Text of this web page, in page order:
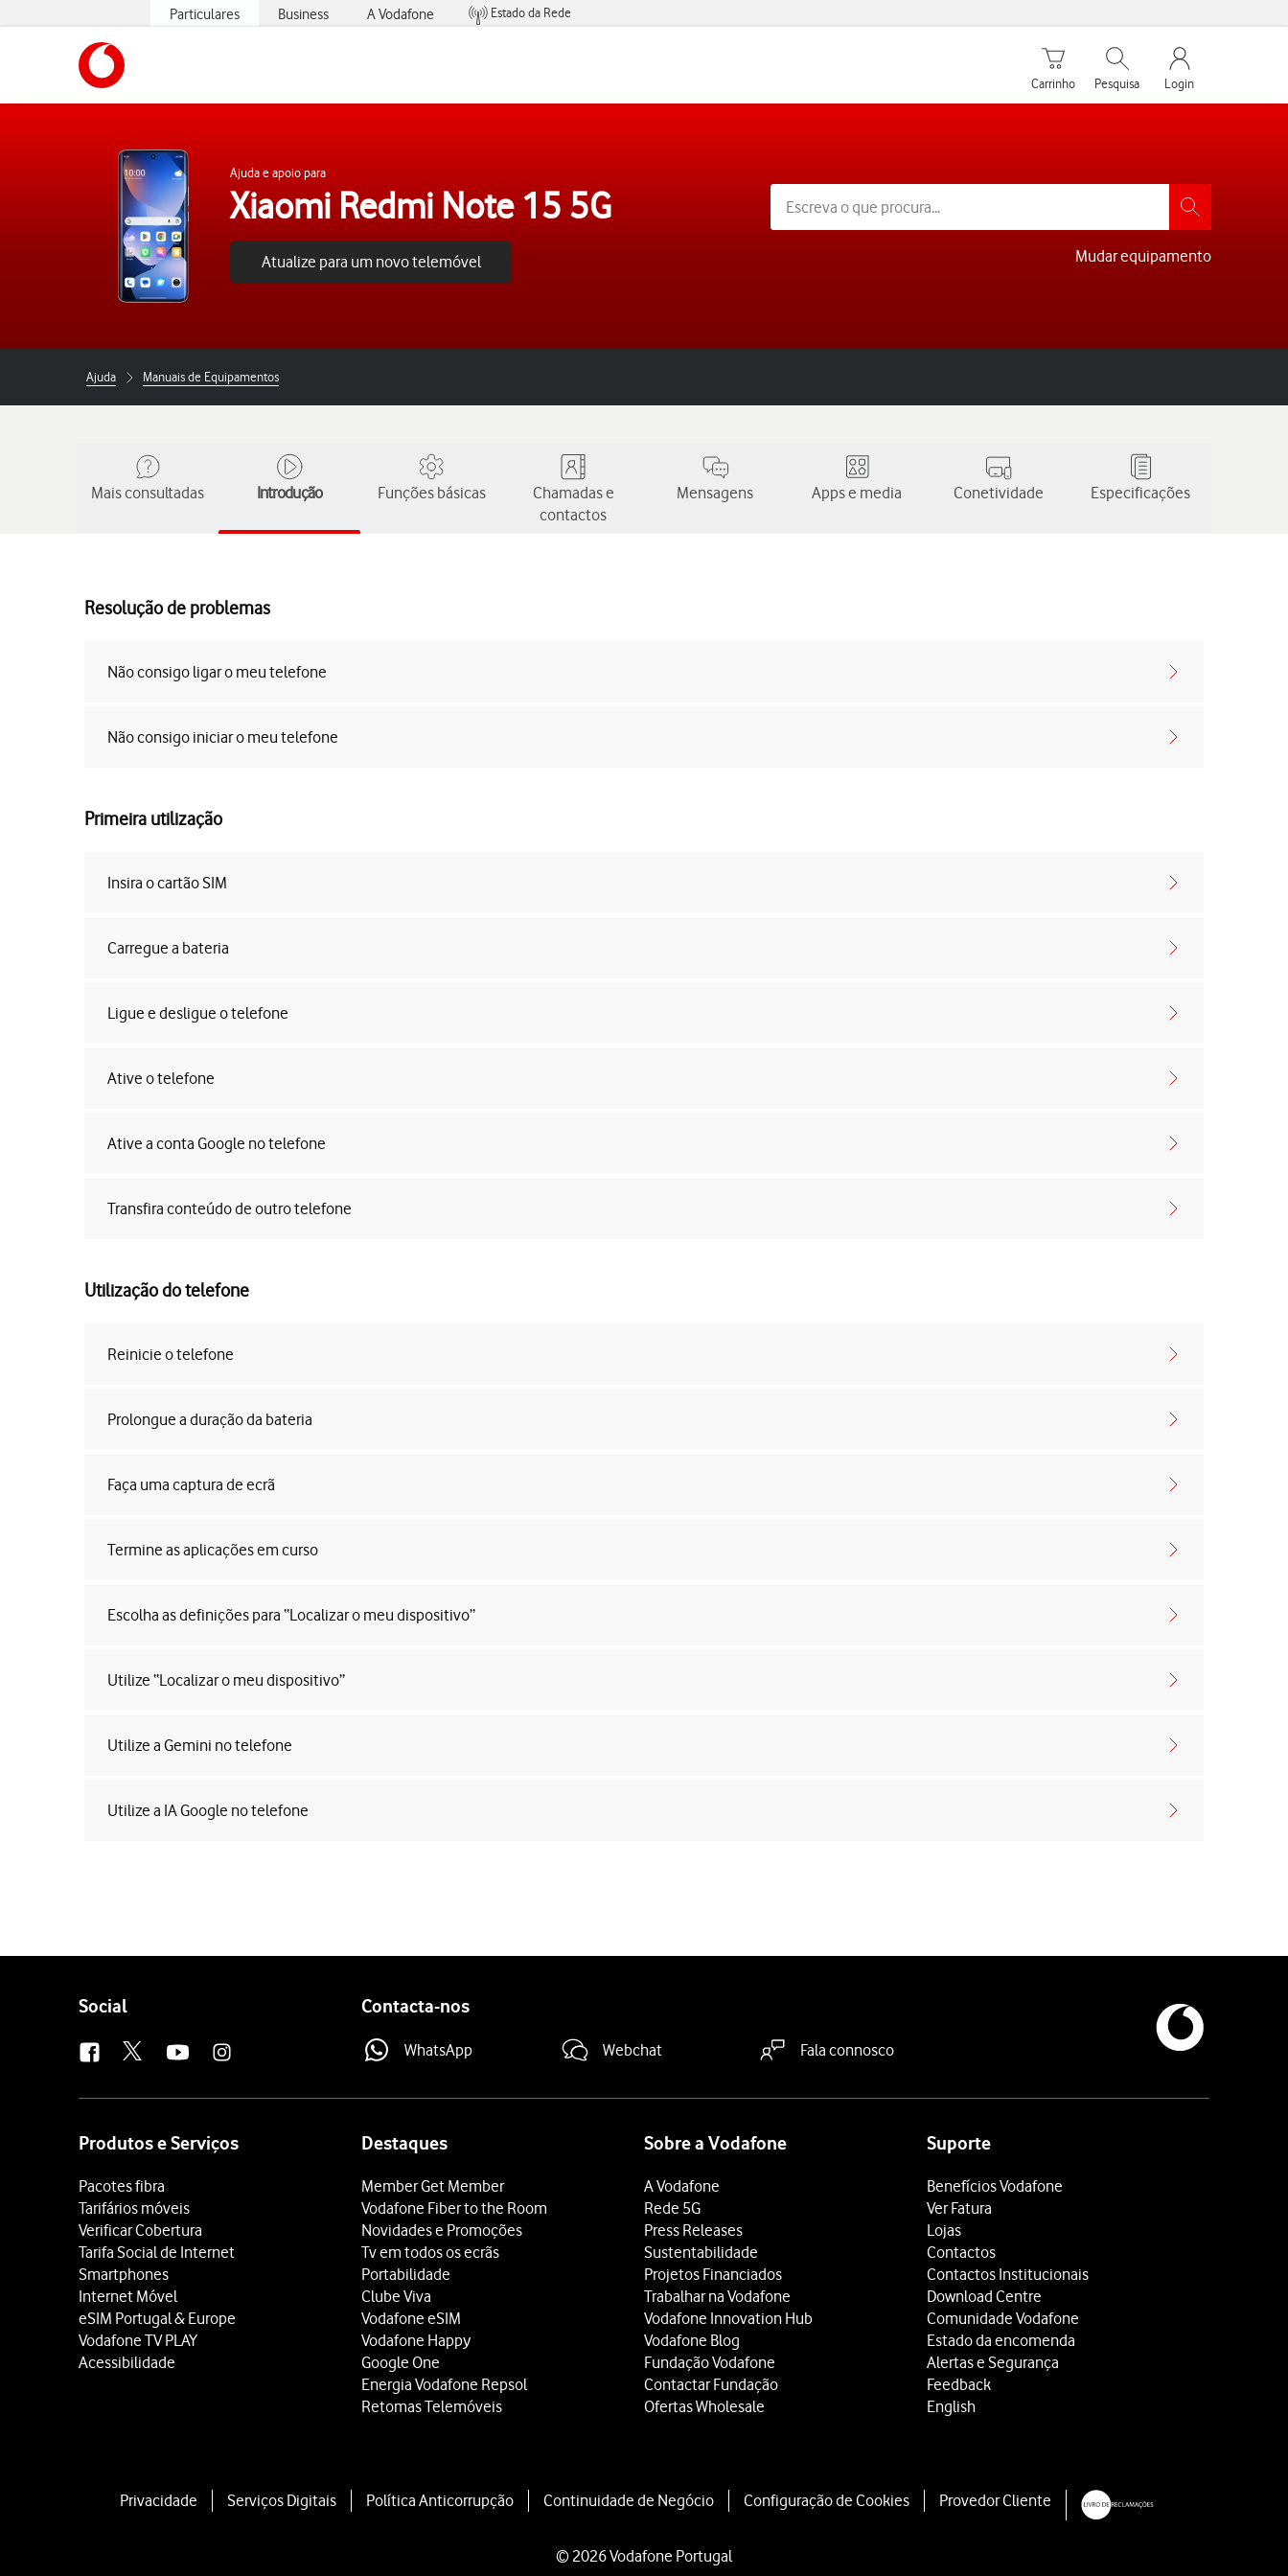
Particulares Business A Vodafone
Estado da Rede
Carrinho de compras
Carrinho
Pesquisar
Pesquisa
My Vodafone
Login
Ajuda e apoio para
Xiaomi Redmi Note 15 5G
Atualize para um novo telemóvel Mudar equipamento
Ajuda Manuais de Equipamentos
Mais consultadas Introdução Funções básicas
Chamadas e
contactos
Mensagens Apps e media Conetividade Especificações
Resolução de problemas
Não consigo ligar o meu telefone
Não consigo iniciar o meu telefone
Primeira utilização
Insira o cartão SIM
Carregue a bateria
Ligue e desligue o telefone
Ative o telefone
Ative a conta Google no telefone
Transfira conteúdo de outro telefone
Utilização do telefone
Reinicie o telefone
Prolongue a duração da bateria
Faça uma captura de ecrã
Termine as aplicações em curso
Escolha as definições para “Localizar o meu dispositivo”
Utilize “Localizar o meu dispositivo”
Utilize a Gemini no telefone
Utilize a IA Google no telefone
Follow
Social Contacta-nos
WhatsApp Webchat Fala connosco
Produtos e Serviços
Pacotes fibra
Tarifários móveis
Verificar Cobertura
Tarifa Social de Internet
Smartphones
Internet Móvel
eSIM Portugal & Europe
Vodafone TV PLAY
Acessibilidade
Destaques
Member Get Member
Vodafone Fiber to the Room
Novidades e Promoções
Tv em todos os ecrãs
Portabilidade
Clube Viva
Vodafone eSIM
Vodafone Happy
Google One
Energia Vodafone Repsol
Retomas Telemóveis
Sobre a Vodafone
A Vodafone
Rede 5G
Press Releases
Sustentabilidade
Projetos Financiados
Trabalhar na Vodafone
Vodafone Innovation Hub
Vodafone Blog
Fundação Vodafone
Contactar Fundação
Ofertas Wholesale
Suporte
Benefícios Vodafone
Ver Fatura
Lojas
Contactos
Contactos Institucionais
Download Centre
Comunidade Vodafone
Estado da encomenda
Alertas e Segurança
Feedback
English
Privacidade Serviços Digitais Política Anticorrupção Continuidade de Negócio Configuração de Cookies Provedor Cliente
© 2026 Vodafone Portugal